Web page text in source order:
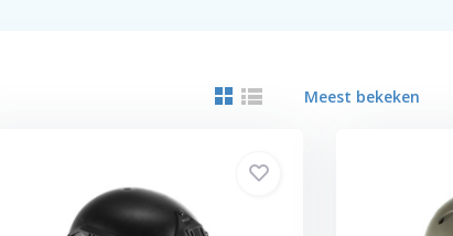
Meest bekeken